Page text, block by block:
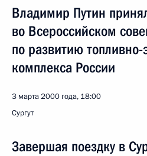
Владимир Путин
во Всероссийском
по развитию топливно-
комплекса России
3 марта 2000 года, 18:00
Сургут
Завершая поездку в